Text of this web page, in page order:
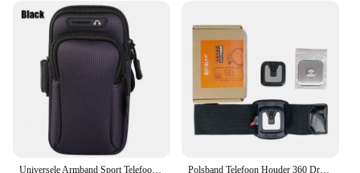
Universele Armband Sport Telefoon Hoesje Voor Looparm Telefoonhouder Sport Mobiele Tas Hand Voor Iphone Xiaomi Huawei Onder 6.5 "7.2" Polsband Telefoon Houder 360 Draaibare Universele Sport Polsband Voor Smartphones Afneembare Hardloop Armband Voor Wandelen Fietsen